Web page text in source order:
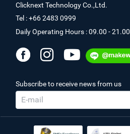
Clicknext Technology Co.,Ltd.
Tel : +66 2483 0999
Daily Operating Hours : 09.00 - 21.00
Subscribe to receive news from us